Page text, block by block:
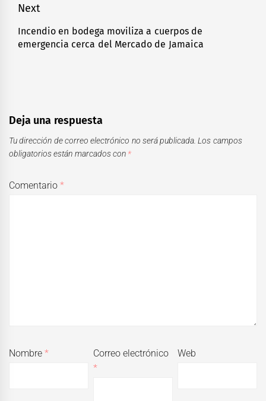
Next
Next
post:
Incendio en bodega moviliza a cuerpos de
emergencia cerca del Mercado de Jamaica
Deja una respuesta
Tu dirección de correo electrónico no será publicada. Los campos
obligatorios están marcados con *
Comentario*
Nombre*
Correo electrónico
*
Web